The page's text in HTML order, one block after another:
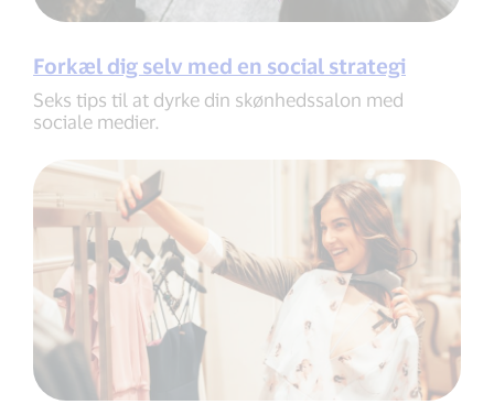
Forkæl dig selv med en social strategi
Seks tips til at dyrke din skønhedssalon med
sociale medier.